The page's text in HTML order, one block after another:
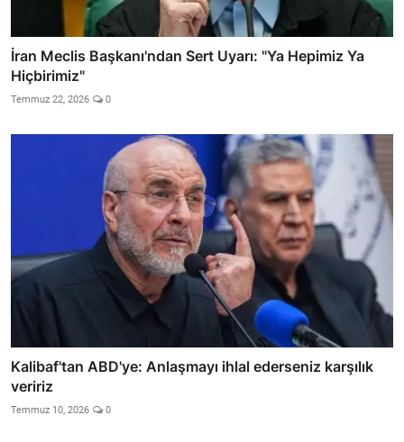
İran Meclis Başkanı'ndan Sert Uyarı: "Ya Hepimiz Ya
Hiçbirimiz"
Temmuz 22, 2026 0
Kalibaf'tan ABD'ye: Anlaşmayı ihlal ederseniz karşılık
veririz
Temmuz 10, 2026 0